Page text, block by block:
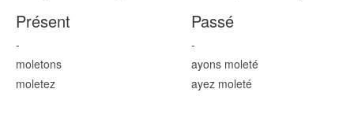
Présent
-
moletons
moletez
Passé
-
ayons moleté
ayez moleté